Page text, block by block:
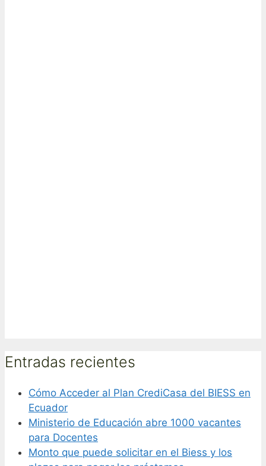
Entradas recientes
Cómo Acceder al Plan CrediCasa del BIESS en
Ecuador
Ministerio de Educación abre 1000 vacantes
para Docentes
Monto que puede solicitar en el Biess y los